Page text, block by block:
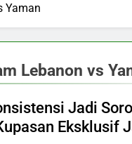
Yaman
Lebanon vs
Jadi
Eksklusif